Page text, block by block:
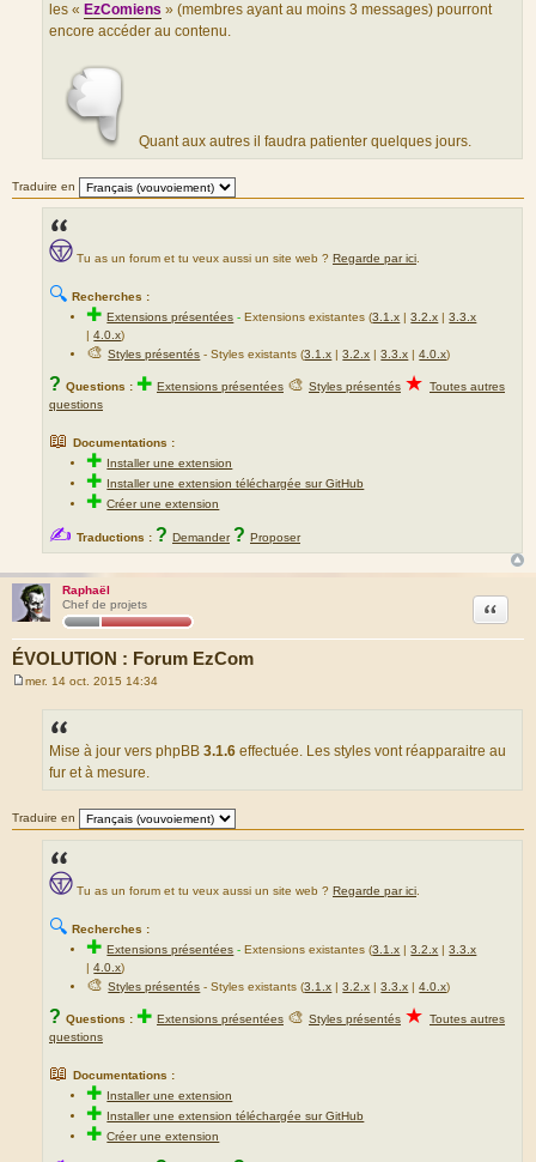
les « EzComiens » (membres ayant au moins 3 messages) pourront
encore accéder au contenu.
Quant aux autres il faudra patienter quelques jours.
Traduire en
Tu as un forum et tu veux aussi un site web ? Regarde par ici
🔍 Recherches :
✚Extensions présentées -Extensions existantes (3.1.x |3.2.x |3.3.x
|4.0.x)
🎨Styles présentés - Styles existants (3.1.x |3.2.x |3.3.x |4.0.x)
? Questions : ✚ Extensions présentées 🎨 Styles présentés ★ Toutes autres
questions
📖 Documentations :
✚ Installer une extension
✚ Installer une extension téléchargée sur GitHub
✚Créer une extension
✍ Traductions : ? Demander ? Proposer
Raphaël
Chef de projets
ÉVOLUTION : Forum EzCom
Citation
mer. 14 oct. 2015 14:34
Mise à jour vers phpBB 3.1.6 effectuée. Les styles vont réapparaitre au
fur et à mesure.
Traduire en
Tu as un forum et tu veux aussi un site web ? Regarde par ici
🔍 Recherches :
✚Extensions présentées -Extensions existantes (3.1.x |3.2.x |3.3.x
|4.0.x)
🎨Styles présentés - Styles existants (3.1.x |3.2.x |3.3.x |4.0.x)
? Questions : ✚ Extensions présentées 🎨 Styles présentés ★ Toutes autres
questions
📖 Documentations :
✚ Installer une extension
✚ Installer une extension téléchargée sur GitHub
✚Créer une extension